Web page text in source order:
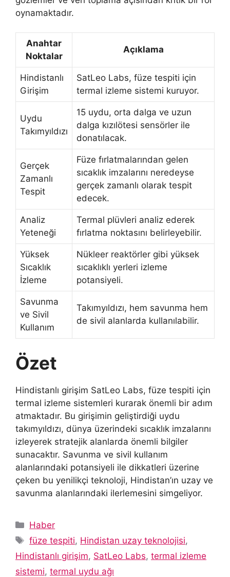
oynamaktadır.
Anahtar
Noktalar
Açıklama
Hindistanlı
Girişim
SatLeo Labs, füze tespiti için
termal izleme sistemi kuruyor.
Uydu
Takımyıldızı
15 uydu, orta dalga ve uzun
dalga kızılötesi sensörler ile
donatılacak.
Gerçek
Zamanlı
Tespit
Füze fırlatmalarından gelen
sıcaklık imzalarını neredeyse
gerçek zamanlı olarak tespit
edecek.
Analiz
Yeteneği
Termal plüvleri analiz ederek
fırlatma noktasını belirleyebilir.
Yüksek
Sıcaklık
İzleme
Nükleer reaktörler gibi yüksek
sıcaklıklı yerleri izleme
potansiyeli.
Savunma
ve Sivil
Kullanım
Takımyıldızı, hem savunma hem
de sivil alanlarda kullanılabilir.
Özet
Hindistanlı girişim SatLeo Labs, füze tespiti için
termal izleme sistemleri kurarak önemli bir adım
atmaktadır. Bu girişimin geliştirdiği uydu
takımyıldızı, dünya üzerindeki sıcaklık imzalarını
izleyerek stratejik alanlarda önemli bilgiler
sunacaktır. Savunma ve sivil kullanım
alanlarındaki potansiyeli ile dikkatleri üzerine
çeken bu yenilikçi teknoloji, Hindistan’ın uzay ve
savunma alanlarındaki ilerlemesini simgeliyor.
Kategoriler
Haber
Etiketler
füze tespiti, Hindistan uzay teknolojisi,
Hindistanlı girişim, SatLeo Labs, termal izleme
sistemi, termal uydu ağı